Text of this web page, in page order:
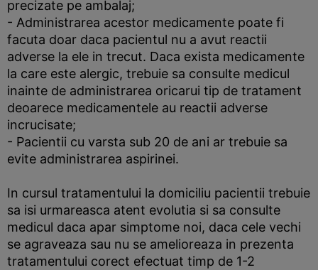
precizate pe ambalaj;
- Administrarea acestor medicamente poate fi
facuta doar daca pacientul nu a avut reactii
adverse la ele in trecut. Daca exista medicamente
la care este alergic, trebuie sa consulte medicul
inainte de administrarea oricarui tip de tratament
deoarece medicamentele au reactii adverse
incrucisate;
- Pacientii cu varsta sub 20 de ani ar trebuie sa
evite administrarea aspirinei.
In cursul tratamentului la domiciliu pacientii trebuie
sa isi urmareasca atent evolutia si sa consulte
medicul daca apar simptome noi, daca cele vechi
se agraveaza sau nu se amelioreaza in prezenta
tratamentului corect efectuat timp de 1-2